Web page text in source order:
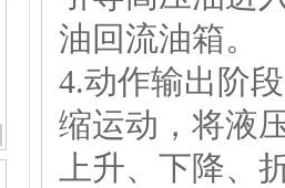
油回流油箱。
4.动作输出阶
缩运动，将液
上升、下降、